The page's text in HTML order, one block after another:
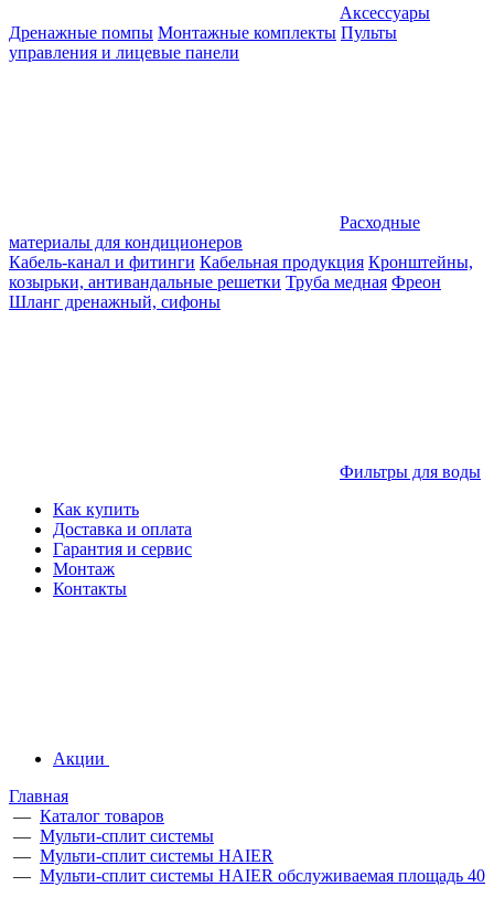
Аксессуары
Дренажные помпы Монтажные комплекты Пульты
управления и лицевые панели
Расходные
материалы для кондиционеров
Кабель-канал и фитинги Кабельная продукция Кронштейны,
козырьки, антивандальные решетки Труба медная Фреон
Шланг дренажный, сифоны
Фильтры для воды
Как купить
Доставка и оплата
Гарантия и сервис
Монтаж
Контакты
Акции
Главная
— Каталог товаров
— Мульти-сплит системы
— Мульти-сплит системы HAIER
— Мульти-сплит системы HAIER обслуживаемая площадь 40